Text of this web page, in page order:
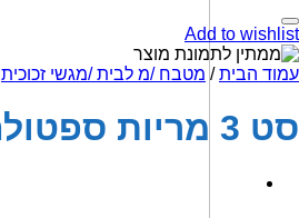
Add to wishlist
עמוד הבית / מטבח /מ לבית /מגשי זכוכית
סט 3 מריות ספטולה בליסטר